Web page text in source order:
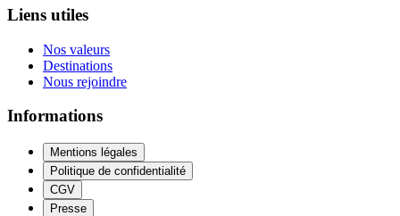
Liens utiles
Nos valeurs
Destinations
Nous rejoindre
Informations
Mentions légales
Politique de confidentialité
CGV
Presse